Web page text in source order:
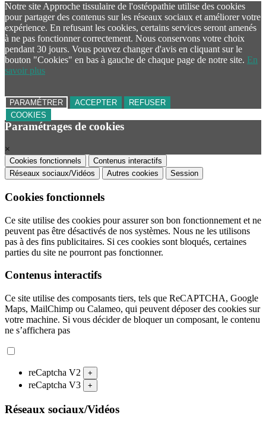
Notre site Approche tissulaire de l'ostéopathie utilise des cookies
pour partager des contenus sur les réseaux sociaux et améliorer votre
expérience. En refusant les cookies, certains services seront amenés
à ne pas fonctionner correctement. Nous conservons votre choix
pendant 30 jours. Vous pouvez changer d'avis en cliquant sur le
bouton "Cookies" en bas à gauche de chaque page de notre site. En
savoir plus
PARAMÉTRER ACCEPTER
REFUSER
COOKIES
Paramétrages de cookies
×
Cookies fonctionnels
Contenus interactifs
Réseaux sociaux/Vidéos
Autres cookies Session
Cookies fonctionnels
Ce site utilise des cookies pour assurer son bon fonctionnement et ne
peuvent pas être désactivés de nos systèmes. Nous ne les utilisons
pas à des fins publicitaires. Si ces cookies sont bloqués, certaines
parties du site ne pourront pas fonctionner.
Contenus interactifs
Ce site utilise des composants tiers, tels que ReCAPTCHA, Google
Maps, MailChimp ou Calameo, qui peuvent déposer des cookies sur
votre machine. Si vous décider de bloquer un composant, le contenu
ne s’affichera pas
reCaptcha V2 +
reCaptcha V3 +
Réseaux sociaux/Vidéos